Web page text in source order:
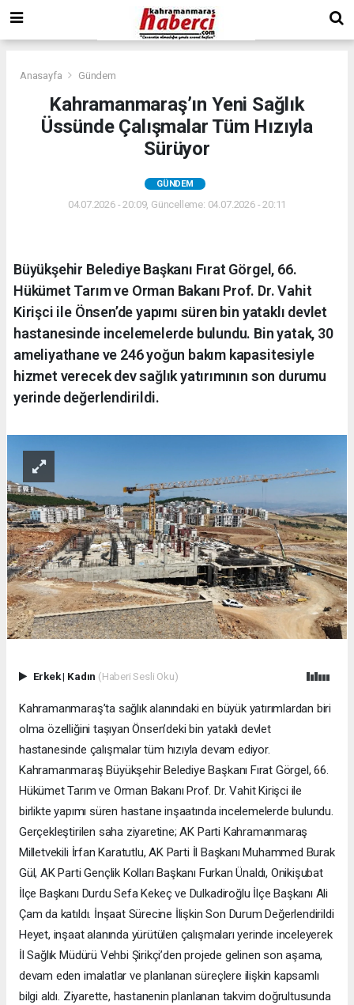
Anasayfa Gündem
Kahramanmaraş’ın Yeni Sağlık
Üssünde Çalışmalar Tüm Hızıyla
Sürüyor
GÜNDEM
04.07.2026 - 20:09, Güncelleme: 04.07.2026 - 20:11
Büyükşehir Belediye Başkanı Fırat Görgel, 66.
Hükümet Tarım ve Orman Bakanı Prof. Dr. Vahit
Kirişci ile Önsen’de yapımı süren bin yataklı devlet
hastanesinde incelemelerde bulundu. Bin yatak, 30
ameliyathane ve 246 yoğun bakım kapasitesiyle
hizmet verecek dev sağlık yatırımının son durumu
yerinde değerlendirildi.
Erkek| Kadın (Haberi Sesli Oku)
Kahramanmaraş’ta sağlık alanındaki en büyük yatırımlardan biri
olma özelliğini taşıyan Önsen’deki bin yataklı devlet
hastanesinde çalışmalar tüm hızıyla devam ediyor.
Kahramanmaraş Büyükşehir Belediye Başkanı Fırat Görgel, 66.
Hükümet Tarım ve Orman Bakanı Prof. Dr. Vahit Kirişci ile
birlikte yapımı süren hastane inşaatında incelemelerde bulundu.
Gerçekleştirilen saha ziyaretine; AK Parti Kahramanmaraş
Milletvekili İrfan Karatutlu, AK Parti İl Başkanı Muhammed Burak
Gül, AK Parti Gençlik Kolları Başkanı Furkan Ünaldı, Onikişubat
İlçe Başkanı Durdu Sefa Kekeç ve Dulkadiroğlu İlçe Başkanı Ali
Çam da katıldı. İnşaat Sürecine İlişkin Son Durum Değerlendirildi
Heyet, inşaat alanında yürütülen çalışmaları yerinde inceleyerek
İl Sağlık Müdürü Vehbi Şirikçi’den projede gelinen son aşama,
devam eden imalatlar ve planlanan süreçlere ilişkin kapsamlı
bilgi aldı. Ziyarette, hastanenin planlanan takvim doğrultusunda